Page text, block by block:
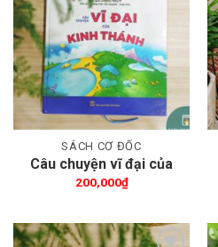
Thêm wishlist
SÁCH CƠ ĐỐC
Câu chuyện vĩ đại của
Kinh Thánh
200,000₫